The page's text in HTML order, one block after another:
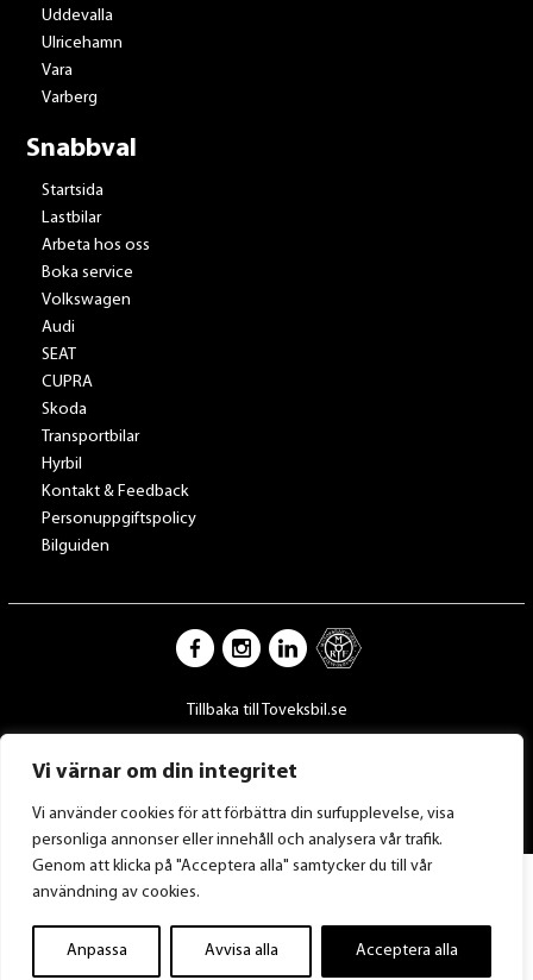
Vi värnar om din integritet
Vi använder cookies för att förbättra din surfupplevelse, visa
personliga annonser eller innehåll och analysera vår trafik.
Genom att klicka på "Acceptera alla" samtycker du till vår
användning av cookies.
Anpassa Avvisa alla Acceptera alla
Uddevalla
Ulricehamn
Vara
Varberg
Snabbval
Startsida
Lastbilar
Arbeta hos oss
Boka service
Volkswagen
Audi
SEAT
CUPRA
Skoda
Transportbilar
Hyrbil
Kontakt & Feedback
Personuppgiftspolicy
Bilguiden
Tillbaka till Toveksbil.se